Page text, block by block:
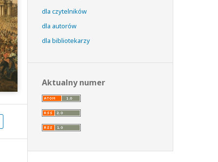
dla czytelników
dla autorów
dla bibliotekarzy
Aktualny numer